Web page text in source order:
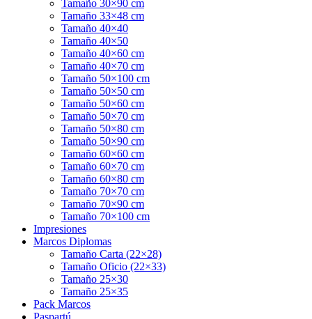
Tamaño 30×90 cm
Tamaño 33×48 cm
Tamaño 40×40
Tamaño 40×50
Tamaño 40×60 cm
Tamaño 40×70 cm
Tamaño 50×100 cm
Tamaño 50×50 cm
Tamaño 50×60 cm
Tamaño 50×70 cm
Tamaño 50×80 cm
Tamaño 50×90 cm
Tamaño 60×60 cm
Tamaño 60×70 cm
Tamaño 60×80 cm
Tamaño 70×70 cm
Tamaño 70×90 cm
Tamaño 70×100 cm
Impresiones
Marcos Diplomas
Tamaño Carta (22×28)
Tamaño Oficio (22×33)
Tamaño 25×30
Tamaño 25×35
Pack Marcos
Paspartú